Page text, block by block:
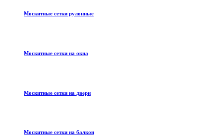
Москитные сетки рулонные
Москитные сетки на окна
Москитные сетки на двери
Москитные сетки на балкон